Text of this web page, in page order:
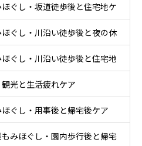
ぐし・坂道徒歩後と住宅地ケ
ぐし・川沿い徒歩後と夜の休
ぐし・川沿い徒歩後と住宅地
光と生活疲れケア
ぐし・用事後と帰宅後ケア
みほぐし・園内歩行後と帰宅